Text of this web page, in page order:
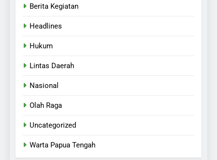
Berita Kegiatan
Headlines
Hukum
Lintas Daerah
Nasional
Olah Raga
Uncategorized
Warta Papua Tengah